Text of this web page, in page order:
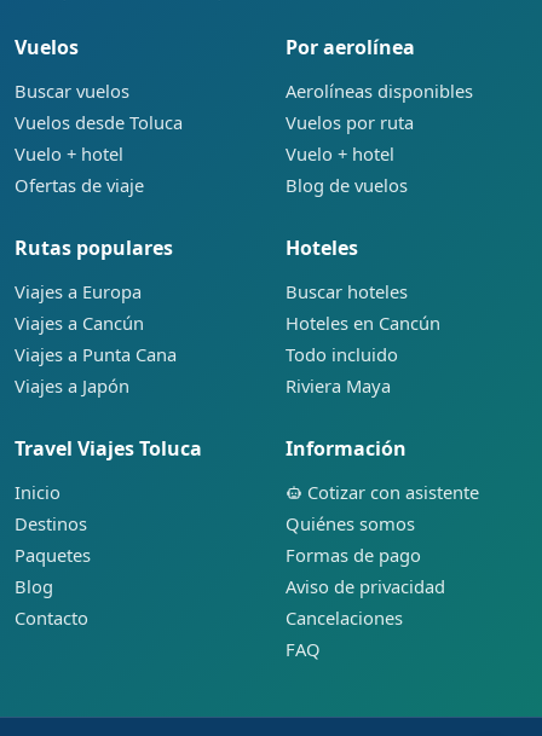
Vuelos
Buscar vuelos
Vuelos desde Toluca
Vuelo + hotel
Ofertas de viaje
Por aerolínea
Aerolíneas disponibles
Vuelos por ruta
Vuelo + hotel
Blog de vuelos
Rutas populares
Viajes a Europa
Viajes a Cancún
Viajes a Punta Cana
Viajes a Japón
Hoteles
Buscar hoteles
Hoteles en Cancún
Todo incluido
Riviera Maya
Travel Viajes Toluca
Inicio
Destinos
Paquetes
Blog
Contacto
Información
Cotizar con asistente
Quiénes somos
Formas de pago
Aviso de privacidad
Cancelaciones
FAQ